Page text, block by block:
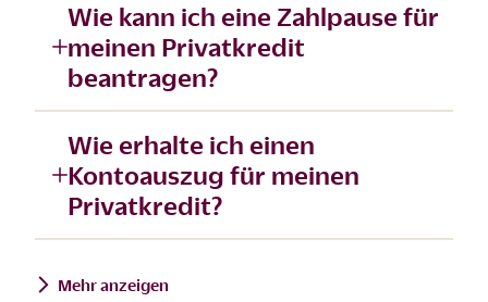
Wie kann ich eine Zahlpause für
meinen Privatkredit
beantragen?
Wie erhalte ich einen
Kontoauszug für meinen
Privatkredit?
Mehr anzeigen